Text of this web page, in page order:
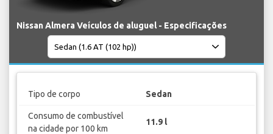
Nissan Almera Veículos de aluguel - Especificações
Tipo de corpo Sedan
Consumo de combustível
na cidade por 100 km
11.9 l